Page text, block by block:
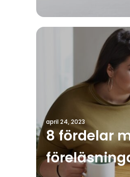
april 24, 2023
8 fördelar